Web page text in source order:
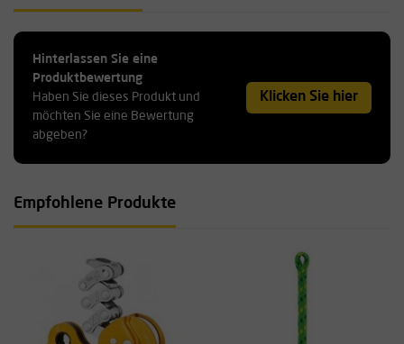
Hinterlassen Sie eine
Produktbewertung
Haben Sie dieses Produkt und
möchten Sie eine Bewertung
abgeben?
Klicken Sie hier
Empfohlene Produkte